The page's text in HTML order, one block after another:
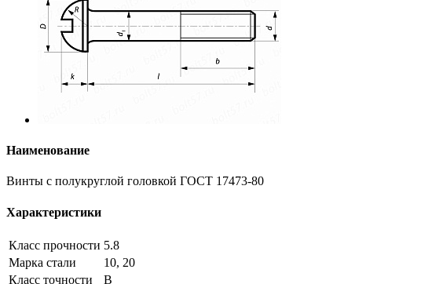
Наименование
Винты с полукруглой головкой ГОСТ 17473-80
Характеристики
Класс прочности 5.8
Марка стали
10, 20
Класс точности
В